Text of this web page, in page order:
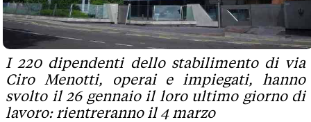
I 220 dipendenti dello stabilimento di via
Ciro Menotti, operai e impiegati, hanno
svolto il 26 gennaio il loro ultimo giorno di
lavoro: rientreranno il 4 marzo